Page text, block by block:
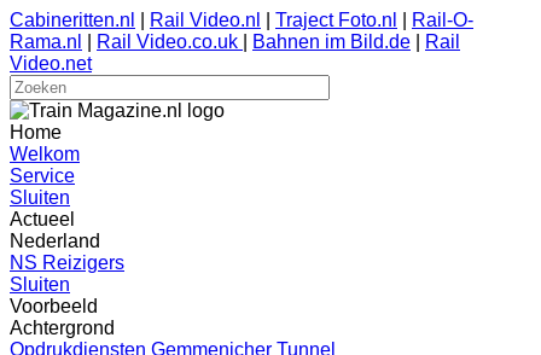
Cabineritten.nl Rail Video.nl Traject Foto.nl
Rail-O-
Rama.nl
Rail Video.co.uk Bahnen im Bild.de
Rail
Video.net
Home
Welkom
Service
Sluiten
Actueel
Nederland
NS Reizigers
Sluiten
Voorbeeld
Achtergrond
Opdrukdiensten Gemmenicher Tunnel